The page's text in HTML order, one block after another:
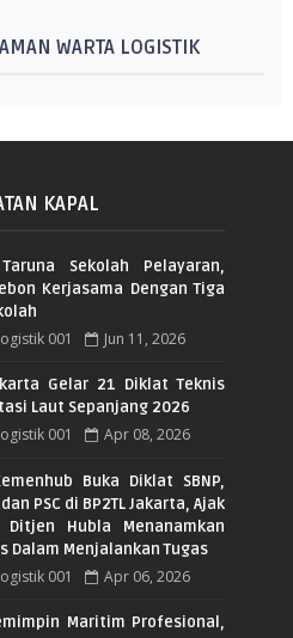
WARTA LOGISTIK
KAPAL
Sekolah Pelayaran,
Kerjasama Dengan Tiga
001 Jun 11, 2026
Gelar 21 Diklat Teknis
Laut Sepanjang 2026
001 Apr 08, 2026
Buka Diklat SBNP,
dan PSC di BP2TL Jakarta, Ajak
Ditjen Hubla Menanamkan
Dalam Menjalankan Tugas
001 Apr 06, 2026
Maritim Profesional,